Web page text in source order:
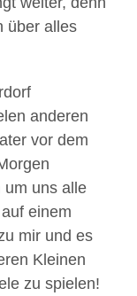
über alles
anderen
vor dem
um uns alle
einem
mir und es
Kleinen
zu spielen!